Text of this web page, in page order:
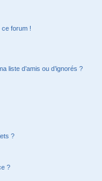
ce forum !
liste d’amis ou d’ignorés ?
?
?